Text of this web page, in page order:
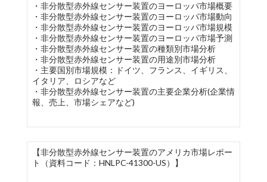
・非分散型赤外線センサー装置のヨーロッパ市場概要
・非分散型赤外線センサー装置のヨーロッパ市場動向
・非分散型赤外線センサー装置のヨーロッパ市場規模
・非分散型赤外線センサー装置のヨーロッパ市場予測
・非分散型赤外線センサー装置の種類別市場分析
・非分散型赤外線センサー装置の用途別市場分析
・主要国別市場規模：ドイツ、フランス、イギリス、
イタリア、ロシアなど
・非分散型赤外線センサー装置の主要企業分析(企業情
報、売上、市場シェアなど)
【非分散型赤外線センサー装置のアメリカ市場レポー
ト（資料コード：HNLPC-41300-US）】